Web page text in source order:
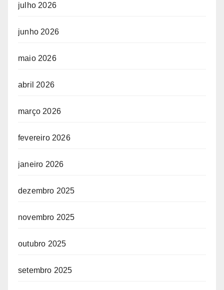
julho 2026
junho 2026
maio 2026
abril 2026
março 2026
fevereiro 2026
janeiro 2026
dezembro 2025
novembro 2025
outubro 2025
setembro 2025